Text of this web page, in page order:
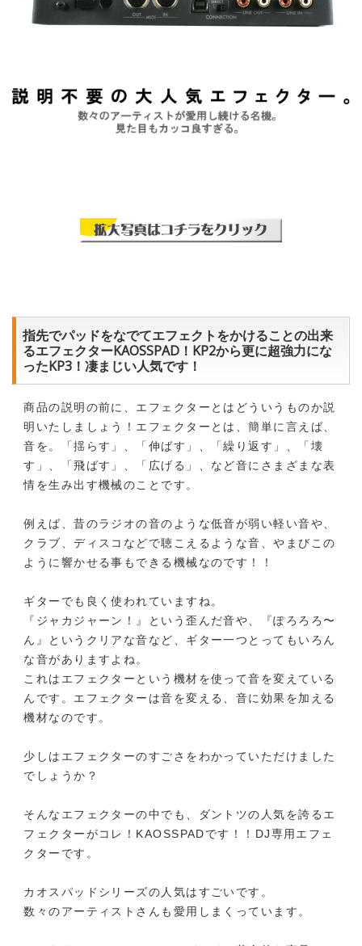
指先でパッドをなでてエフェクトをかけることの出来
るエフェクターKAOSSPAD！KP2から更に超強力にな
ったKP3！凄まじい人気です！
商品の説明の前に、エフェクターとはどういうものか説
明いたしましょう！エフェクターとは、簡単に言えば、
音を。「揺らす」、「伸ばす」、「繰り返す」、「壊
す」、「飛ばす」、「広げる」、など音にさまざまな表
情を生み出す機械のことです。
例えば、昔のラジオの音のような低音が弱い軽い音や、
クラブ、ディスコなどで聴こえるような音、やまびこの
ように響かせる事もできる機械なのです！！
ギターでも良く使われていますね。
『ジャカジャーン！』という歪んだ音や、『ぽろろろ〜
ん』というクリアな音など、ギター一つとってもいろん
な音がありますよね。
これはエフェクターという機材を使って音を変えている
んです。エフェクターは音を変える、音に効果を加える
機材なのです。
少しはエフェクターのすごさをわかっていただけました
でしょうか？
そんなエフェクターの中でも、ダントツの人気を誇るエ
フェクターがコレ！KAOSSPADです！！DJ専用エフェ
クターです。
カオスパッドシリーズの人気はすごいです。
数々のアーティストさんも愛用しまくっています。